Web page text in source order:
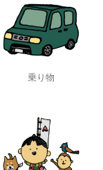
乗り物